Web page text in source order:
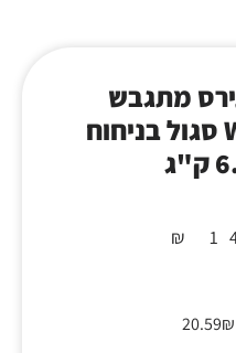
מתגבש
WORLD'S BEST סגול בניחוח
₪